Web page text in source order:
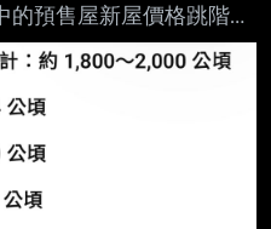
的預售屋新屋價格跳階
捷，動輒5-7字頭起跳，
價，只能去買海線或烏日
坪)。 但回頭看台中傳統
館、科博館周邊、五期、
還在30-40萬左右。總價